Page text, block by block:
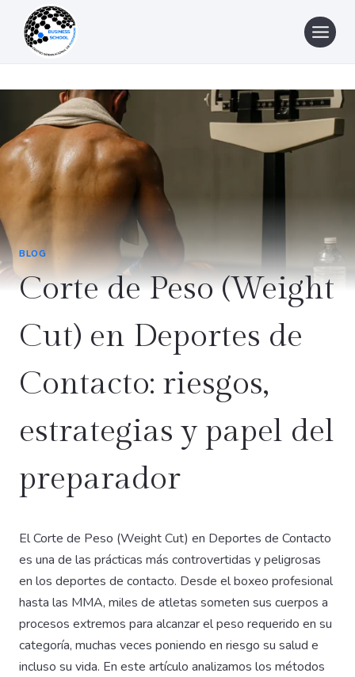
contenido
BLOG
Corte de Peso (Weight
Cut) en Deportes de
Contacto: riesgos,
estrategias y papel del
preparador
El Corte de Peso (Weight Cut) en Deportes de Contacto
es una de las prácticas más controvertidas y peligrosas
en los deportes de contacto. Desde el boxeo profesional
hasta las MMA, miles de atletas someten sus cuerpos a
procesos extremos para alcanzar el peso requerido en su
categoría, muchas veces poniendo en riesgo su salud e
incluso su vida. En este artículo analizamos los métodos